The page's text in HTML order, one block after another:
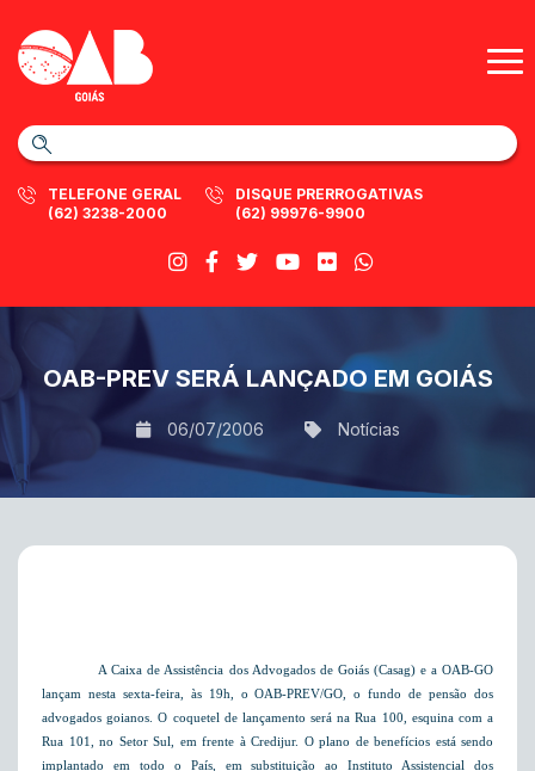
TELEFONE GERAL
(62) 3238-2000
DISQUE PRERROGATIVAS
(62) 99976-9900
OAB-PREV SERÁ LANÇADO EM GOIÁS
06/07/2006 Notícias
A Caixa de Assistência dos Advogados de Goiás (Casag) e a OAB-GO
lançam nesta sexta-feira, às 19h, o OAB-PREV/GO, o fundo de pensão dos
advogados goianos. O coquetel de lançamento será na Rua 100, esquina com a
Rua 101, no Setor Sul, em frente à Credijur. O plano de benefícios está sendo
implantado em todo o País, em substituição ao Instituto Assistencial dos